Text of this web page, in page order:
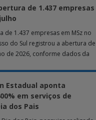
de 1.437 empresas
de 1.437 empresas em MSz no
do Sul registrou a abertura de
de 2026, conforme dados da
Estadual aponta
em serviços de
dos Pais